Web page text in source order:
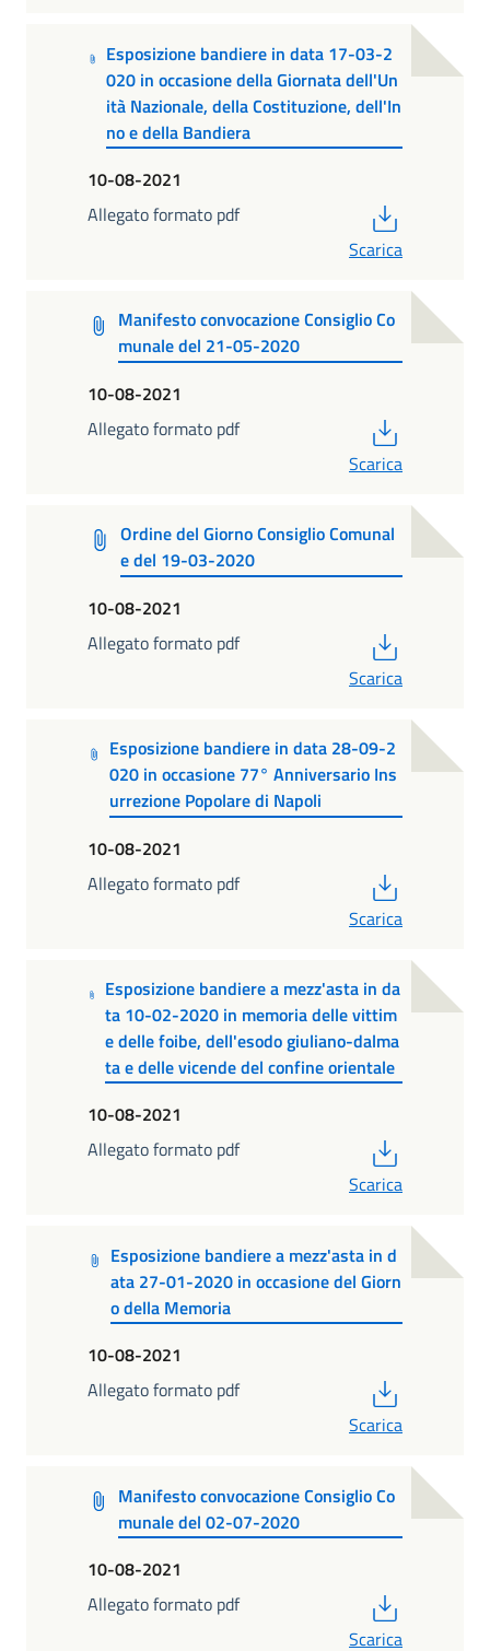
Esposizione bandiere in data 17-03-2
020 in occasione della Giornata dell'Un
ità Nazionale, della Costituzione, dell'In
no e della Bandiera
10-08-2021
Allegato formato pdf
Scarica
Manifesto convocazione Consiglio Co
munale del 21-05-2020
10-08-2021
Allegato formato pdf
Scarica
Ordine del Giorno Consiglio Comunal
e del 19-03-2020
10-08-2021
Allegato formato pdf
Scarica
Esposizione bandiere in data 28-09-2
020 in occasione 77° Anniversario Ins
urrezione Popolare di Napoli
10-08-2021
Allegato formato pdf
Scarica
Esposizione bandiere a mezz'asta in da
ta 10-02-2020 in memoria delle vittim
e delle foibe, dell'esodo giuliano-dalma
ta e delle vicende del confine orientale
10-08-2021
Allegato formato pdf
Scarica
Esposizione bandiere a mezz'asta in d
ata 27-01-2020 in occasione del Giorn
o della Memoria
10-08-2021
Allegato formato pdf
Scarica
Manifesto convocazione Consiglio Co
munale del 02-07-2020
10-08-2021
Allegato formato pdf
Scarica